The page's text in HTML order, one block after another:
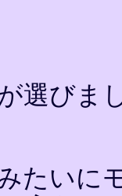
選びま
たいに